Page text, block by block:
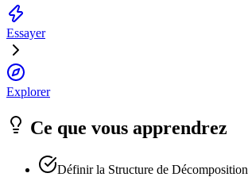
Essayer
Explorer
Ce que vous apprendrez
Définir la Structure de Décomposition